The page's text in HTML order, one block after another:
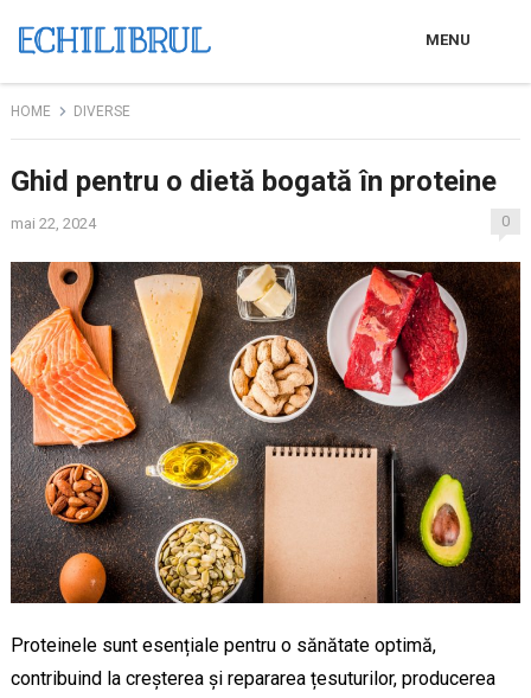
MENU
HOME DIVERSE
Ghid pentru o dietă bogată în proteine
mai 22, 2024 0
Proteinele sunt esențiale pentru o sănătate optimă,
contribuind la creșterea și repararea țesuturilor, producerea